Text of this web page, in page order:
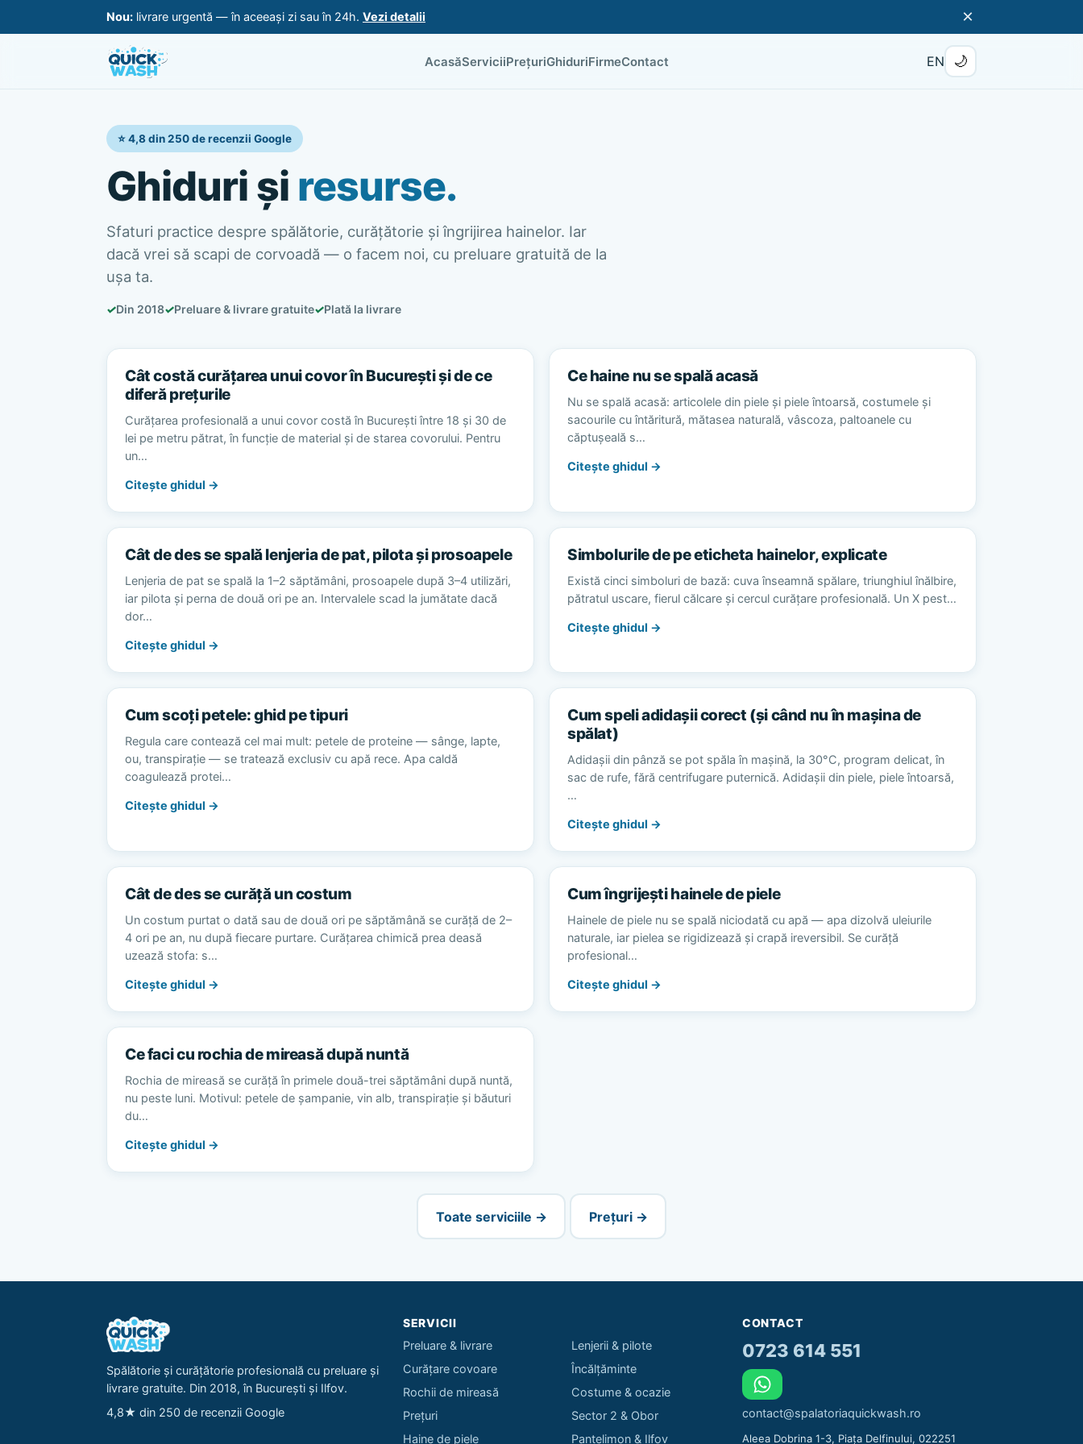
Nou: livrare urgentă — în aceeași zi sau în 24h. Vezi detalii ×
AcasăServiciiPrețuriGhiduriFirmeContact EN 🌙
⭐ 4,8 din 250 de recenzii Google
Ghiduri și resurse.
Sfaturi practice despre spălătorie, curățătorie și îngrijirea hainelor. Iar
dacă vrei să scapi de corvoadă — o facem noi, cu preluare gratuită de la
ușa ta.
✓Din 2018✓Preluare & livrare gratuite✓Plată la livrare
Cât costă curățarea unui covor în București și de ce
diferă prețurile
Curățarea profesională a unui covor costă în București între 18 și 30 de
lei pe metru pătrat, în funcție de material și de starea covorului. Pentru
un…
Citește ghidul →
Ce haine nu se spală acasă
Nu se spală acasă: articolele din piele și piele întoarsă, costumele și
sacourile cu întăritură, mătasea naturală, vâscoza, paltoanele cu
căptușeală s…
Citește ghidul →
Cât de des se spală lenjeria de pat, pilota și prosoapele
Lenjeria de pat se spală la 1–2 săptămâni, prosoapele după 3–4 utilizări,
iar pilota și perna de două ori pe an. Intervalele scad la jumătate dacă
dor…
Citește ghidul →
Simbolurile de pe eticheta hainelor, explicate
Există cinci simboluri de bază: cuva înseamnă spălare, triunghiul înălbire,
pătratul uscare, fierul călcare și cercul curățare profesională. Un X pest…
Citește ghidul →
Cum scoți petele: ghid pe tipuri
Regula care contează cel mai mult: petele de proteine — sânge, lapte,
ou, transpirație — se tratează exclusiv cu apă rece. Apa caldă
coagulează protei…
Citește ghidul →
Cum speli adidașii corect (și când nu în mașina de
spălat)
Adidașii din pânză se pot spăla în mașină, la 30°C, program delicat, în
sac de rufe, fără centrifugare puternică. Adidașii din piele, piele întoarsă,
…
Citește ghidul →
Cât de des se curăță un costum
Un costum purtat o dată sau de două ori pe săptămână se curăță de 2–
4 ori pe an, nu după fiecare purtare. Curățarea chimică prea deasă
uzează stofa: s…
Citește ghidul →
Cum îngrijești hainele de piele
Hainele de piele nu se spală niciodată cu apă — apa dizolvă uleiurile
naturale, iar pielea se rigidizează și crapă ireversibil. Se curăță
profesional…
Citește ghidul →
Ce faci cu rochia de mireasă după nuntă
Rochia de mireasă se curăță în primele două-trei săptămâni după nuntă,
nu peste luni. Motivul: petele de șampanie, vin alb, transpirație și băuturi
du…
Citește ghidul →
Toate serviciile → Prețuri →
Spălătorie și curățătorie profesională cu preluare și
livrare gratuite. Din 2018, în București și Ilfov.
4,8★ din 250 de recenzii Google
SERVICII
Preluare & livrare
Curățare covoare
Rochii de mireasă
Prețuri
Haine de piele
Lenjerii & pilote
Încălțăminte
Costume & ocazie
Sector 2 & Obor
Pantelimon & Ilfov
CONTACT
0723 614 551
contact@spalatoriaquickwash.ro
Aleea Dobrina 1-3, Piața Delfinului, 022251